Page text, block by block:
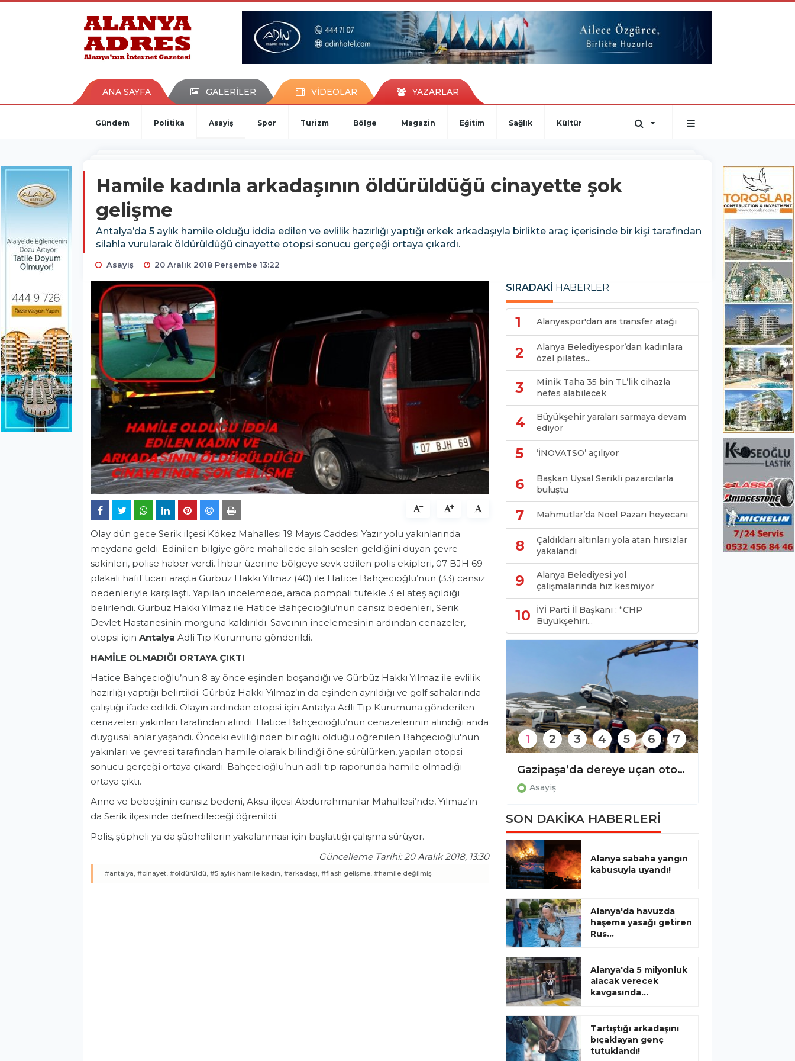
kaçak bahis
porno izle
ANA SAYFA GALERİLER VİDEOLAR YAZARLAR
Gündem Politika Asayiş Spor Turizm Bölge Magazin Eğitim Sağlık Kültür
Hamile kadınla arkadaşının öldürüldüğü cinayette şok
gelişme
Antalya’da 5 aylık hamile olduğu iddia edilen ve evlilik hazırlığı yaptığı erkek arkadaşıyla birlikte araç içerisinde bir kişi tarafından
silahla vurularak öldürüldüğü cinayette otopsi sonucu gerçeği ortaya çıkardı.
Asayiş 20 Aralık 2018 Perşembe 13:22
Olay dün gece Serik ilçesi Kökez Mahallesi 19 Mayıs Caddesi Yazır yolu yakınlarında
meydana geldi. Edinilen bilgiye göre mahallede silah sesleri geldiğini duyan çevre
sakinleri, polise haber verdi. İhbar üzerine bölgeye sevk edilen polis ekipleri, 07 BJH 69
plakalı hafif ticari araçta Gürbüz Hakkı Yılmaz (40) ile Hatice Bahçecioğlu’nun (33) cansız
bedenleriyle karşılaştı. Yapılan incelemede, araca pompalı tüfekle 3 el ateş açıldığı
belirlendi. Gürbüz Hakkı Yılmaz ile Hatice Bahçecioğlu’nun cansız bedenleri, Serik
Devlet Hastanesinin morguna kaldırıldı. Savcının incelemesinin ardından cenazeler,
otopsi için Antalya Adli Tıp Kurumuna gönderildi.
HAMİLE OLMADIĞI ORTAYA ÇIKTI
Hatice Bahçecioğlu’nun 8 ay önce eşinden boşandığı ve Gürbüz Hakkı Yılmaz ile evlilik
hazırlığı yaptığı belirtildi. Gürbüz Hakkı Yılmaz’ın da eşinden ayrıldığı ve golf sahalarında
çalıştığı ifade edildi. Olayın ardından otopsi için Antalya Adli Tıp Kurumuna gönderilen
cenazeleri yakınları tarafından alındı. Hatice Bahçecioğlu’nun cenazelerinin alındığı anda
duygusal anlar yaşandı. Önceki evliliğinden bir oğlu olduğu öğrenilen Bahçecioğlu'nun
yakınları ve çevresi tarafından hamile olarak bilindiği öne sürülürken, yapılan otopsi
sonucu gerçeği ortaya çıkardı. Bahçecioğlu’nun adli tıp raporunda hamile olmadığı
ortaya çıktı.
Anne ve bebeğinin cansız bedeni, Aksu ilçesi Abdurrahmanlar Mahallesi’nde, Yılmaz’ın
da Serik ilçesinde defnedileceği öğrenildi.
Polis, şüpheli ya da şüphelilerin yakalanması için başlattığı çalışma sürüyor.
Güncelleme Tarihi: 20 Aralık 2018, 13:30
#antalya, #cinayet, #öldürüldü, #5 aylık hamile kadın, #arkadaşı, #flash gelişme, #hamile değilmiş
SIRADAKİ HABERLER
1 Alanyaspor'dan ara transfer atağı
2
Alanya Belediyespor’dan kadınlara
özel pilates...
3
Minik Taha 35 bin TL’lik cihazla
nefes alabilecek
4
Büyükşehir yaraları sarmaya devam
ediyor
5 ‘İNOVATSO’ açılıyor
6
Başkan Uysal Serikli pazarcılarla
buluştu
7 Mahmutlar’da Noel Pazarı heyecanı
8
Çaldıkları altınları yola atan hırsızlar
yakalandı
9
Alanya Belediyesi yol
çalışmalarında hız kesmiyor
10
İYİ Parti İl Başkanı : “CHP
Büyükşehiri...
Alanya ve çevresinde kaçak operasyonu!
Asayiş
1 2 3 4 5 6 7
SON DAKİKA HABERLERİ
Alanya sabaha yangın
kabusuyla uyandı!
Alanya'da havuzda
haşema yasağı getiren
Rus...
Alanya'da 5 milyonluk
alacak verecek
kavgasında...
Tartıştığı arkadaşını
bıçaklayan genç
tutuklandı!